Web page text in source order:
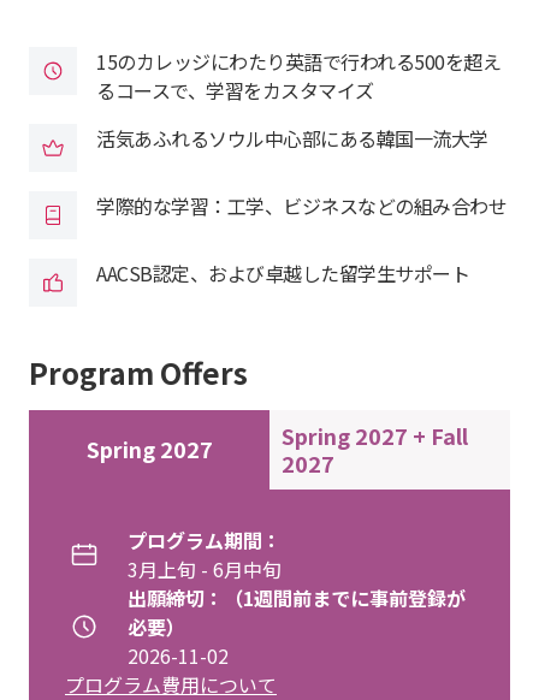
15のカレッジにわたり英語で行われる500を超え
るコースで、学習をカスタマイズ
活気あふれるソウル中心部にある韓国一流大学
学際的な学習：工学、ビジネスなどの組み合わせ
AACSB認定、および卓越した留学生サポート
Program Offers
Spring 2027
Spring 2027 + Fall
2027
プログラム期間：
3月上旬 - 6月中旬
出願締切：（1週間前までに事前登録が
必要）
2026-11-02
プログラム費用について